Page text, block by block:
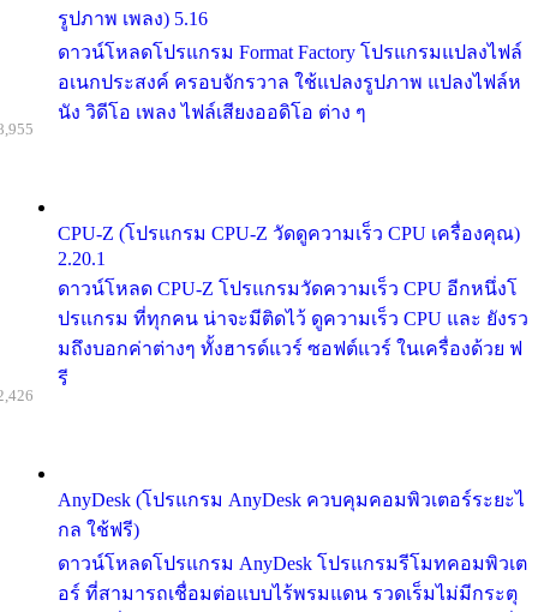
รูปภาพ เพลง) 5.16
ดาวน์โหลดโปรแกรม Format Factory โปรแกรมแปลงไฟล์
อเนกประสงค์ ครอบจักรวาล ใช้แปลงรูปภาพ แปลงไฟล์ห
นัง วิดีโอ เพลง ไฟล์เสียงออดิโอ ต่าง ๆ
CPU-Z (โปรแกรม CPU-Z วัดดูความเร็ว CPU เครื่องคุณ)
2.20.1
ดาวน์โหลด CPU-Z โปรแกรมวัดความเร็ว CPU อีกหนึ่งโ
ปรแกรม ที่ทุกคน น่าจะมีติดไว้ ดูความเร็ว CPU และ ยังรว
มถึงบอกค่าต่างๆ ทั้งฮารด์แวร์ ซอฟต์แวร์ ในเครื่องด้วย ฟ
รี
AnyDesk (โปรแกรม AnyDesk ควบคุมคอมพิวเตอร์ระยะไ
กล ใช้ฟรี)
ดาวน์โหลดโปรแกรม AnyDesk โปรแกรมรีโมทคอมพิวเต
อร์ ที่สามารถเชื่อมต่อแบบไร้พรมแดน รวดเร็มไม่มีกระตุ